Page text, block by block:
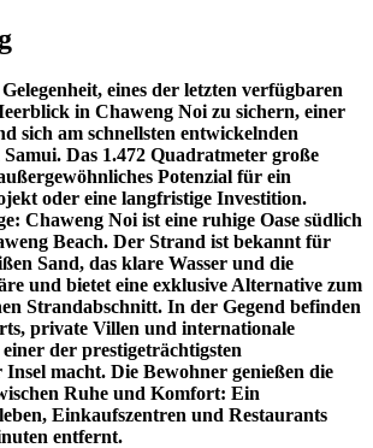
Gelegenheit, eines der letzten verfügbaren
in Chaweng Noi zu sichern, einer
sich am schnellsten entwickelnden
Das 1.472 Quadratmeter große
Potenzial für ein
oder eine langfristige Investition.
Chaweng Noi ist eine ruhige Oase südlich
Beach. Der Strand ist bekannt für
Sand, das klare Wasser und die
und bietet eine exklusive Alternative zum
Strandabschnitt. In der Gegend befinden
private Villen und internationale
einer der prestigeträchtigsten
Insel macht. Die Bewohner genießen die
Ruhe und Komfort: Ein
Einkaufszentren und Restaurants
entfernt.